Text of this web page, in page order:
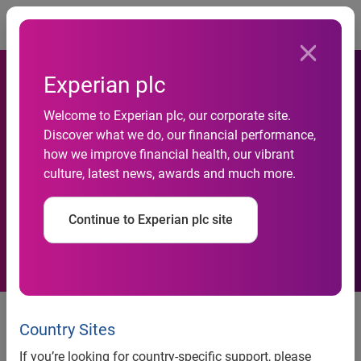
Experian plc
Welcome to Experian plc, our corporate site.
Discover what we do, our financial performance,
how we improve financial health, our vibrant
culture, latest news, awards and much more.
Continue to Experian plc site
Country Sites
If you’re looking for country-specific support, please
Aumentam as chances de
novo aperto monetário,
aponta indicador Serasa
Experian
São Paulo, 24 de novembro de 2010– O Indicador Serasa
Experian de Perspectiva Econômica cresceu 0,1% em
setembro de 2010 frente ao mês imediatamente anterior,